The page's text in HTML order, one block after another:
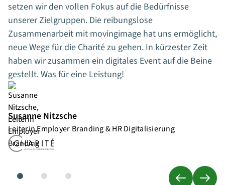
setzen wir den vollen Fokus auf die Bedürfnisse
unserer Zielgruppen. Die reibungslose
Zusammenarbeit mit movingimage hat uns ermöglicht,
neue Wege für die Charité zu gehen. In kürzester Zeit
haben wir zusammen ein digitales Event auf die Beine
gestellt. Was für eine Leistung!
Susanne Nitzsche
Leiterin Employer Branding & HR Digitalisierung